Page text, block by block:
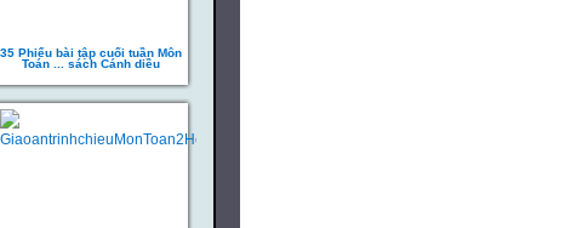
35 Phiếu bài tập cuối tuần Môn
Toán ... sách Cánh diều